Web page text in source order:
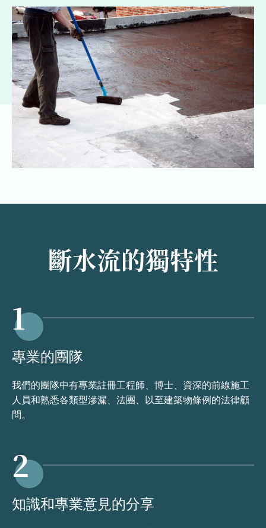
斷水流的獨特性
1
專業的團隊
我們的團隊中有專業註冊工程師、博士、資深的前線施工
人員和熟悉各類型滲漏、法團、以至建築物條例的法律顧
問。
2
知識和專業意見的分享